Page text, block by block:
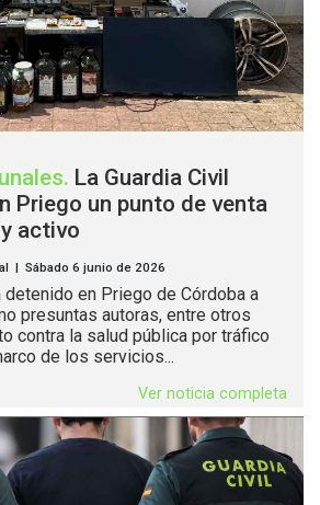
. La Guardia Civil
Priego un punto de venta
activo
| Sábado 6 junio de 2026
detenido en Priego de Córdoba a
presuntas autoras, entre otros
contra la salud pública por tráfico
de los servicios...
Ver noticia completa